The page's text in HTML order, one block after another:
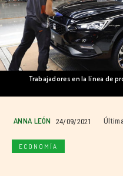
Trabajadores en la línea de
ANNA LEÓN 24/09/2021
ECONOMÍA